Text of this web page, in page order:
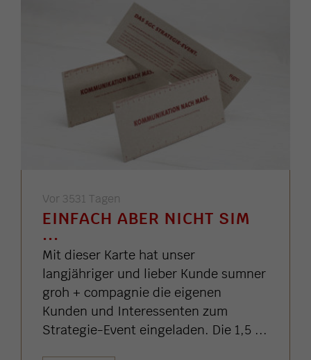
Vor 3531 Tagen
EINFACH ABER NICHT SIM
...
Mit dieser Karte hat unser
langjähriger und lieber Kunde sumner
groh + compagnie die eigenen
Kunden und Interessenten zum
Strategie-Event eingeladen. Die 1,5 ...